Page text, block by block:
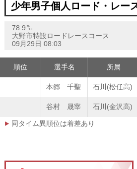
少年男子個人ロード・レー
78.9㌔
大野市特設ロードレースコース
09月29日 08:03
順位 選手名 所属
本郷 千聖 石川(松任高)
谷村 晟宰 石川(金沢高)
同タイム異順位は着差あり